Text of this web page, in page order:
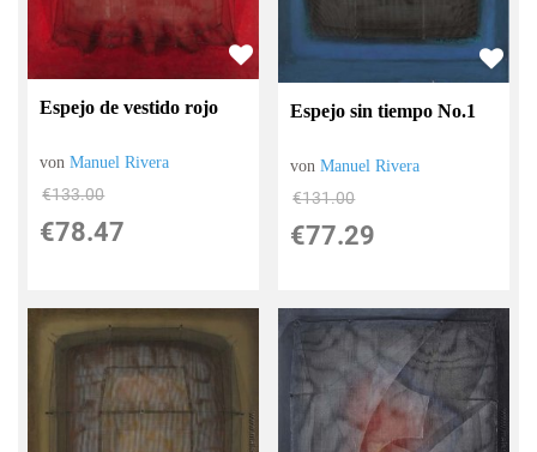
Espejo de vestido rojo
vonManuel Rivera
€133.00
€78.47
Espejo sin tiempo No.1
vonManuel Rivera
€131.00
€77.29